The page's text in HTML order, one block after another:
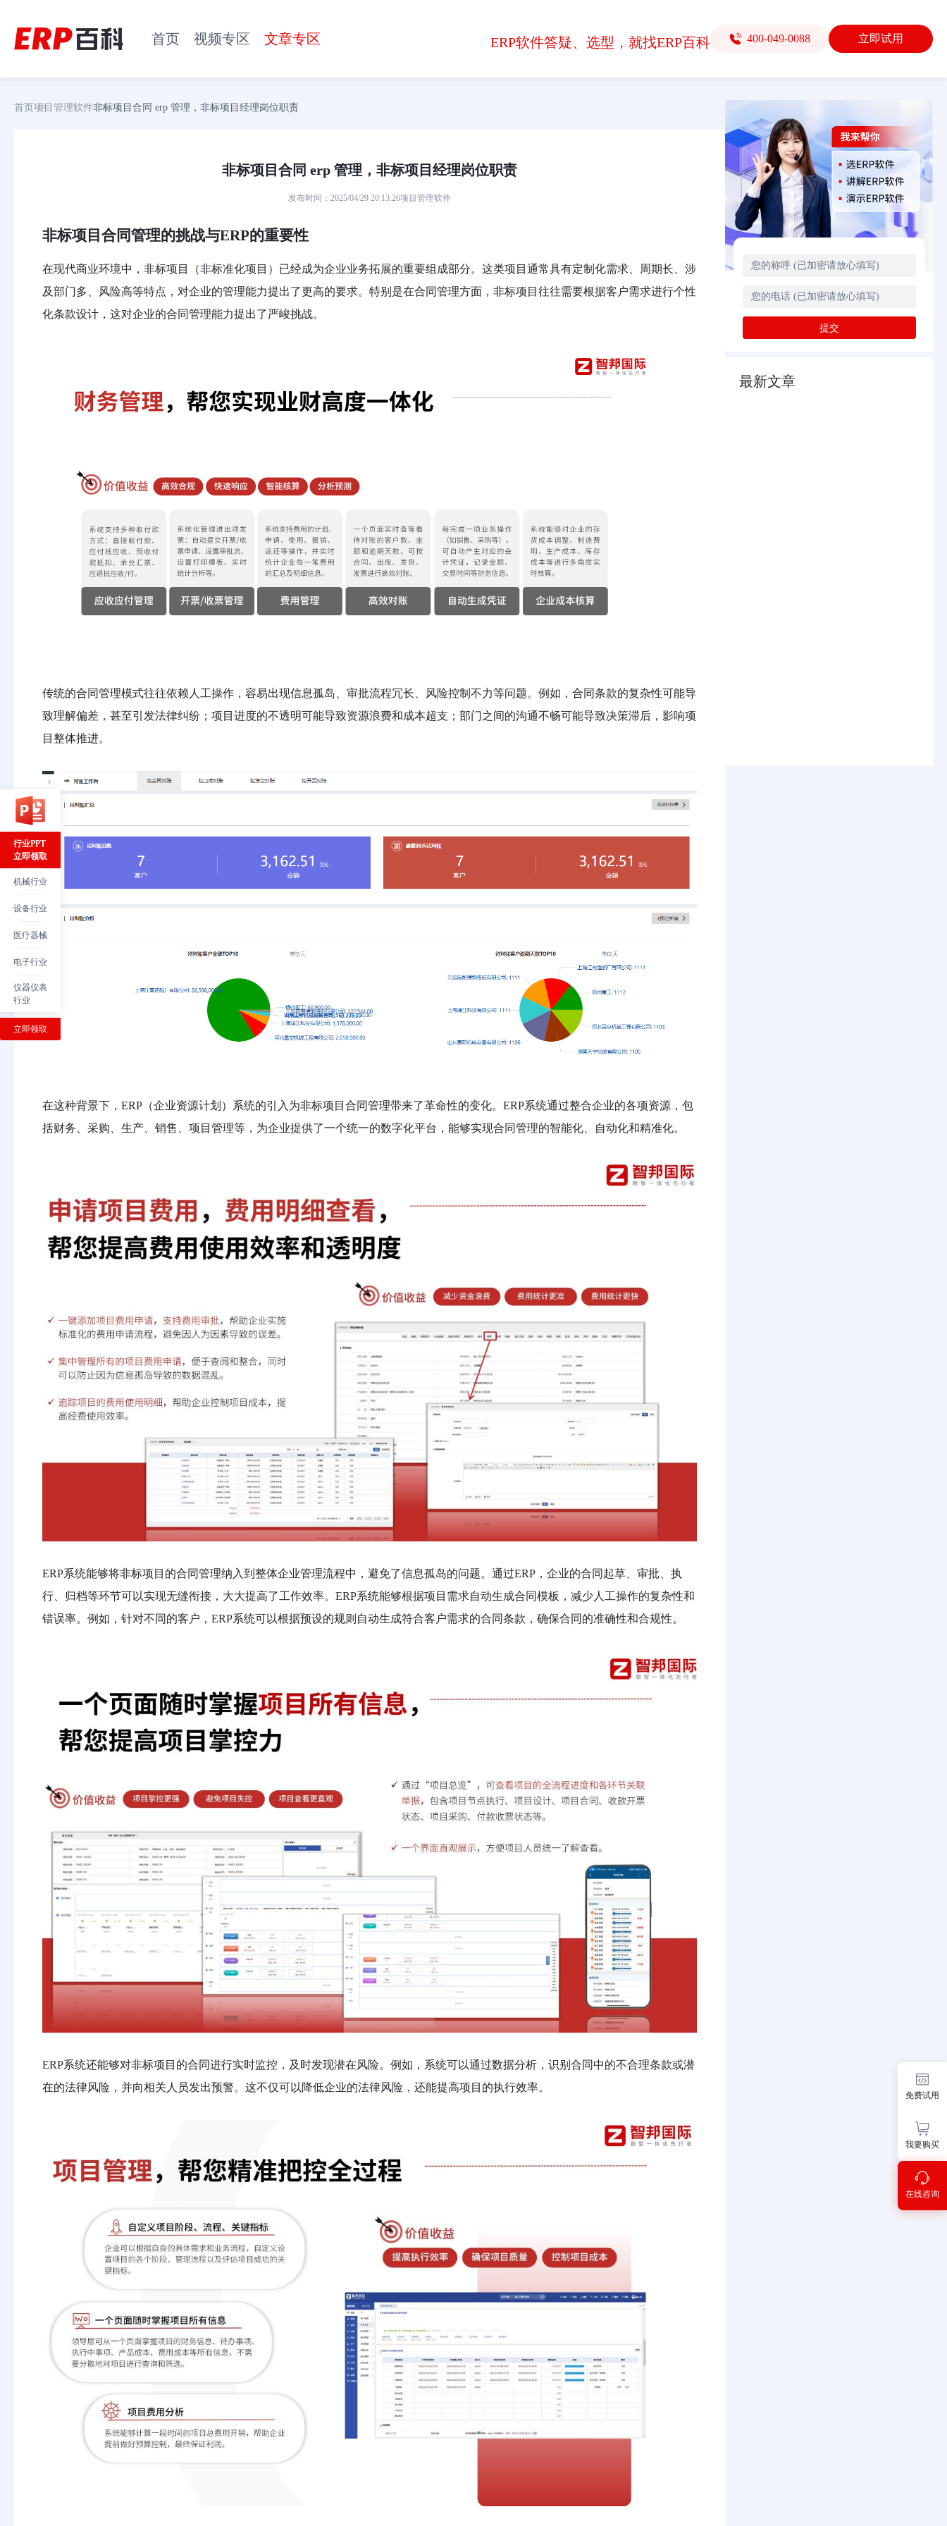
首页 视频专区 文章专区 ERP软件答疑、选型，就找ERP百科 400-049-0088 立即试用
行业PPT
立即领取
机械行业
设备行业
医疗器械
电子行业
仪器仪表
行业
立即领取
首页 项目管理软件非标项目合同 erp 管理，非标项目经理岗位职责
非标项目合同 erp 管理，非标项目经理岗位职责
发布时间：2025/04/29 20:13:26项目管理软件
非标项目合同管理的挑战与ERP的重要性
在现代商业环境中，非标项目（非标准化项目）已经成为企业业务拓展的重要组成部分。这类项目通常具有定制化需求、周期长、涉
及部门多、风险高等特点，对企业的管理能力提出了更高的要求。特别是在合同管理方面，非标项目往往需要根据客户需求进行个性
化条款设计，这对企业的合同管理能力提出了严峻挑战。
传统的合同管理模式往往依赖人工操作，容易出现信息孤岛、审批流程冗长、风险控制不力等问题。例如，合同条款的复杂性可能导
致理解偏差，甚至引发法律纠纷；项目进度的不透明可能导致资源浪费和成本超支；部门之间的沟通不畅可能导致决策滞后，影响项
目整体推进。
在这种背景下，ERP（企业资源计划）系统的引入为非标项目合同管理带来了革命性的变化。ERP系统通过整合企业的各项资源，包
括财务、采购、生产、销售、项目管理等，为企业提供了一个统一的数字化平台，能够实现合同管理的智能化、自动化和精准化。
ERP系统能够将非标项目的合同管理纳入到整体企业管理流程中，避免了信息孤岛的问题。通过ERP，企业的合同起草、审批、执
行、归档等环节可以实现无缝衔接，大大提高了工作效率。ERP系统能够根据项目需求自动生成合同模板，减少人工操作的复杂性和
错误率。例如，针对不同的客户，ERP系统可以根据预设的规则自动生成符合客户需求的合同条款，确保合同的准确性和合规性。
ERP系统还能够对非标项目的合同进行实时监控，及时发现潜在风险。例如，系统可以通过数据分析，识别合同中的不合理条款或潜
在的法律风险，并向相关人员发出预警。这不仅可以降低企业的法律风险，还能提高项目的执行效率。
提交
最新文章
免费试用
我要购买
在线咨询